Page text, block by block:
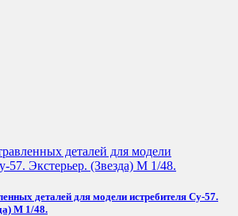
деталей для модели истребителя Су-57.
М 1/48.